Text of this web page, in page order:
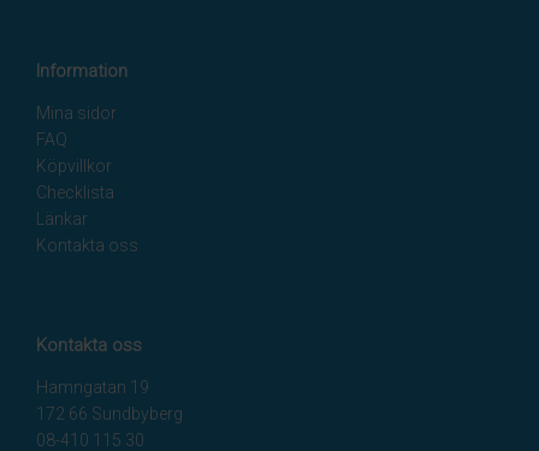
Information
Mina sidor
FAQ
Köpvillkor
Checklista
Länkar
Kontakta oss
Kontakta oss
Hamngatan 19
172 66 Sundbyberg
08-410 115 30